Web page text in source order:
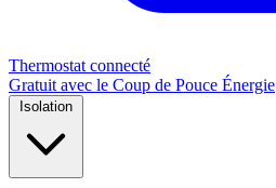
Thermostat connecté
Gratuit avec le Coup de Pouce Énergie